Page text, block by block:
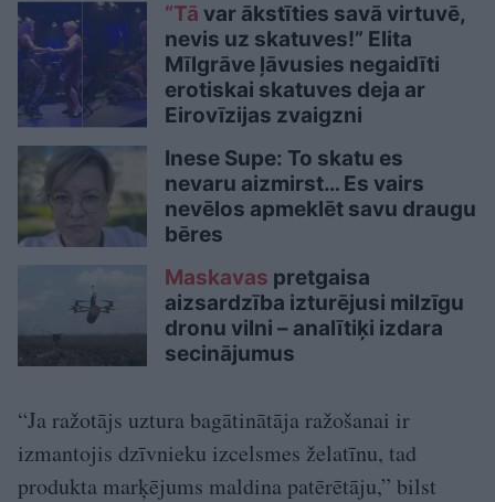
“Tā var ākstīties savā virtuvē,
nevis uz skatuves!” Elita
Mīlgrāve ļāvusies negaidīti
erotiskai skatuves deja ar
Eirovīzijas zvaigzni
Inese Supe: To skatu es
nevaru aizmirst… Es vairs
nevēlos apmeklēt savu draugu
bēres
Maskavas pretgaisa
aizsardzība izturējusi milzīgu
dronu vilni – analītiķi izdara
secinājumus
“Ja ražotājs uztura bagātinātāja ražošanai ir
izmantojis dzīvnieku izcelsmes želatīnu, tad
produkta marķējums maldina patērētāju,” bilst